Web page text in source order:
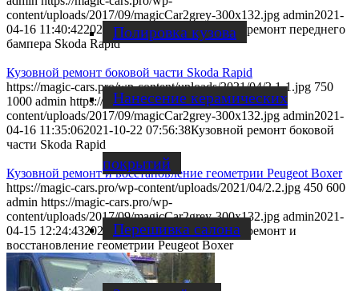
Полировка кузова
Нанесение керамических
покрытий
Перешивка салона
content/uploads/2017/09/magicCar2grey-300x132.jpg admin2021-
04-16 11:40:422021-10-22 07:56:46 Кузовной ремонт переднего
бампера Skoda Rapid
Кузовной ремонт боковой части Skoda Rapid
https://magic-cars.pro/wp-content/uploads/2021/04/2.1-1.jpg 750
1000 admin https://magic-cars.pro/wp-
content/uploads/2017/09/magicCar2grey-300x132.jpg admin2021-
04-16 11:35:062021-10-22 07:56:38Кузовной ремонт боковой
части Skoda Rapid
Кузовной ремонт и восстановление геометрии Peugeot Boxer
https://magic-cars.pro/wp-content/uploads/2021/04/2.2.jpg 450 600
admin https://magic-cars.pro/wp-
content/uploads/2017/09/magicCar2grey-300x132.jpg admin2021-
04-15 12:24:432021-04-21 11:51:27 Кузовной ремонт и
восстановление геометрии Peugeot Boxer